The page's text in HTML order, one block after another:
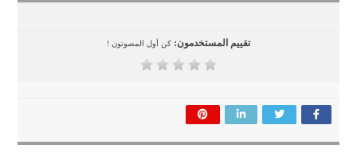
تقييم المستخدمون: كن أول المصوتون !